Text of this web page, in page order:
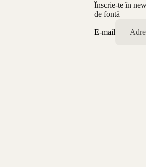
Înscrie-te în
de fontă
E-mail